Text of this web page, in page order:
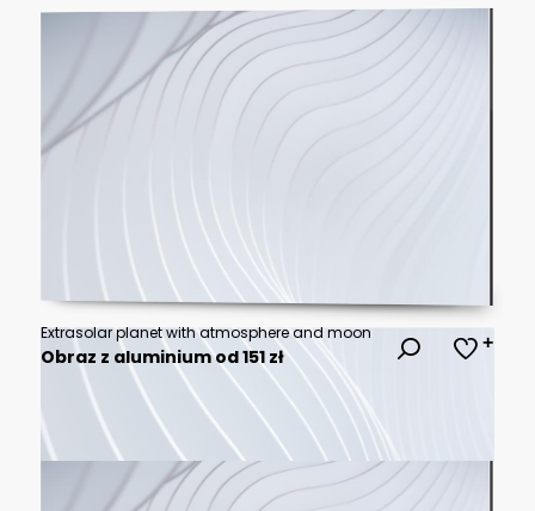
Extrasolar planet with atmosphere and moon
Obraz z aluminium od 151 zł